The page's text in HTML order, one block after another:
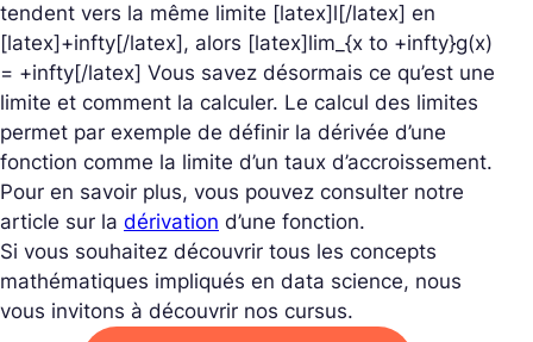
tendent vers la même limite [latex]l[/latex] en
[latex]+infty[/latex], alors [latex]lim_{x to +infty}g(x)
= +infty[/latex] Vous savez désormais ce qu’est une
limite et comment la calculer. Le calcul des limites
permet par exemple de définir la dérivée d’une
fonction comme la limite d’un taux d’accroissement.
Pour en savoir plus, vous pouvez consulter notre
article sur la dérivation d’une fonction.
Si vous souhaitez découvrir tous les concepts
mathématiques impliqués en data science, nous
vous invitons à découvrir nos cursus.